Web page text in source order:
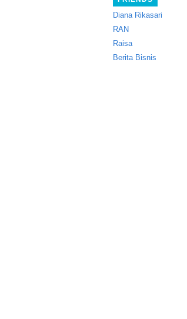
Diana Rikasari
RAN
Raisa
Berita Bisnis